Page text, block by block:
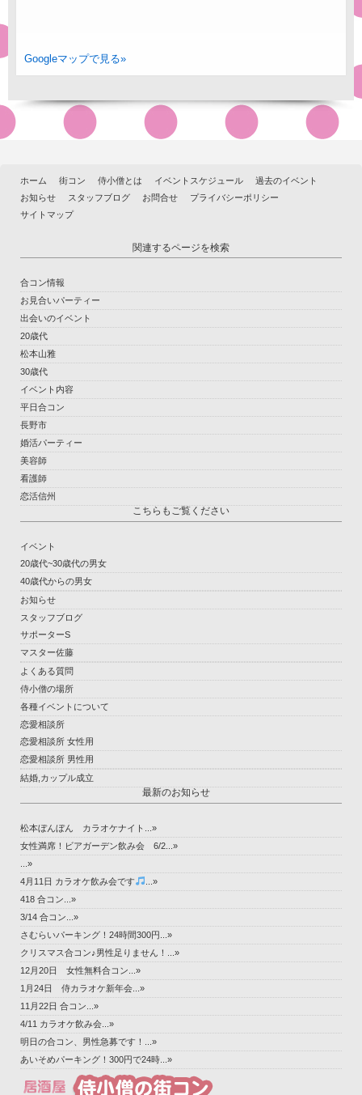
Googleマップで見る»
ホーム 街コン 侍小僧とは イベントスケジュール
過去のイベント
お知らせ
スタッフブログ お問合せ
プライバシーポリシー
サイトマップ
関連するページを検索
合コン情報
お見合いパーティー
出会いのイベント
20歳代
松本山雅
30歳代
イベント内容
平日合コン
長野市
婚活パーティー
美容師
看護師
恋活信州
こちらもご覧ください
イベント
20歳代~30歳代の男女
40歳代からの男女
お知らせ
スタッフブログ
サポーターS
マスター佐藤
よくある質問
侍小僧の場所
各種イベントについて
恋愛相談所
恋愛相談所 女性用
恋愛相談所 男性用
結婚,カップル成立
最新のお知らせ
松本ぼんぼん カラオケナイト...»
女性満席！ビアガーデン飲み会 6/2...»
...»
4月11日 カラオケ飲み会です
...»
418 合コン...»
3/14 合コン...»
さむらいパーキング！24時間300円...»
クリスマス合コン♪男性足りません！...»
12月20日 女性無料合コン...»
1月24日 侍カラオケ新年会...»
11月22日 合コン...»
4/11 カラオケ飲み会...»
明日の合コン、男性急募です！...»
あいそめパーキング！300円で24時...»